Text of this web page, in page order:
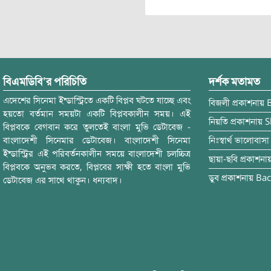
বিএমডিবি’র পরিচিতি
এদেশের সিনেমা ইন্ডাস্ট্রিতে একটি বিপ্লব ঘটতে যাচ্ছে এবং
হয়তো বর্তমান সময়টা একটি বিপ্লবকালীন সময়। এই
বিপ্লবকে বেগবান করে তুলতেই বাংলা মুভি ডেটাবেজ -
বাংলাদেশী সিনেমার ডেটাবেজ। বাংলাদেশী সিনেমা
ইন্ডাস্ট্রির এই পরিবর্তনকালীন সময়ে বাংলাদেশী চলচ্চিত্র
বিপ্লবকে অনুভব করতে, বিপ্লবের সাক্ষী হতে বাংলা মুভি
ডেটাবেজ এর সাথে থাকুন। ধন্যবাদ।
দর্শক মতামত
বিজলী প্রকাশনায়
নিয়তি প্রকাশনায়
নিঃস্বার্থ ভালোবাসা
ছায়া-ছবি
ডুব প্রকাশনায়